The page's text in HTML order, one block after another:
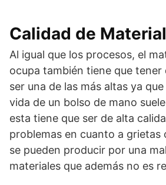
Calidad de
Al igual que los procesos, el
ocupa también tiene que tener
ser una de las más altas ya
vida de un bolso de mano
esta tiene que ser de alta
problemas en cuanto a grietas
se pueden producir por una
materiales que además no es